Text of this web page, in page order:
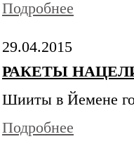
Подробнее
29.04.2015
РАКЕТЫ
Шииты в Йемене
Подробнее